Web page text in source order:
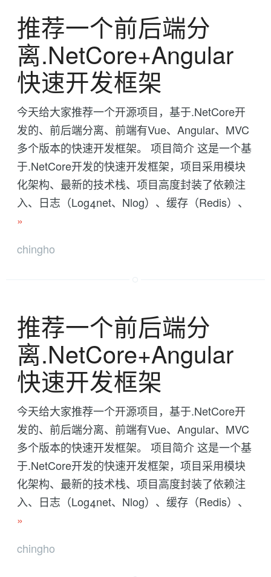
推荐一个前后端分
离.NetCore+Angular
快速开发框架
今天给大家推荐一个开源项目，基于.NetCore开
发的、前后端分离、前端有Vue、Angular、MVC
多个版本的快速开发框架。 项目简介 这是一个基
于.NetCore开发的快速开发框架，项目采用模块
化架构、最新的技术栈、项目高度封装了依赖注
入、日志（Log4net、Nlog）、缓存（Redis）、
»
chingho
推荐一个前后端分
离.NetCore+Angular
快速开发框架
今天给大家推荐一个开源项目，基于.NetCore开
发的、前后端分离、前端有Vue、Angular、MVC
多个版本的快速开发框架。 项目简介 这是一个基
于.NetCore开发的快速开发框架，项目采用模块
化架构、最新的技术栈、项目高度封装了依赖注
入、日志（Log4net、Nlog）、缓存（Redis）、
»
chingho